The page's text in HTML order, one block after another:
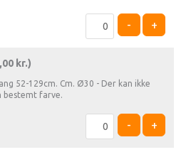
- +
kr.)
52-129cm. Cm. Ø30 - Der kan ikke
bestemt farve.
- +